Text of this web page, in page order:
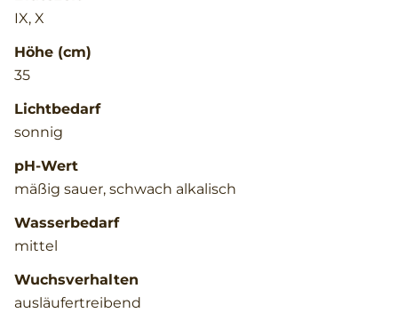
IX, X
Höhe (cm)
35
Lichtbedarf
sonnig
pH-Wert
mäßig sauer, schwach alkalisch
Wasserbedarf
mittel
Wuchsverhalten
ausläufertreibend